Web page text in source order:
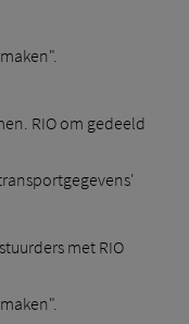
RIO om gedeeld
met RIO